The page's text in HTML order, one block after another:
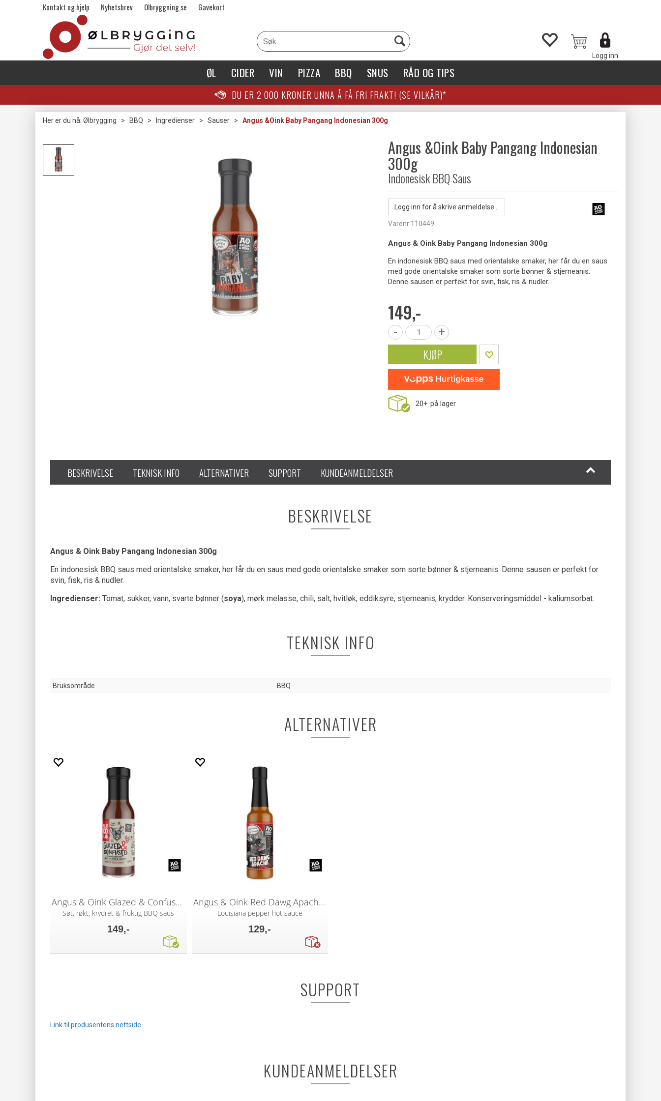
Kontakt og hjelp Nyhetsbrev Olbryggning.se Gavekort
Logg inn
ØL CIDER VIN PIZZA BBQ SNUS RÅD OG TIPS
DU ER 2 000 KRONER UNNA Å FÅ FRI FRAKT! (SE VILKÅR)*
Her er du nå: Ølbrygging > BBQ > Ingredienser > Sauser > Angus &Oink Baby Pangang Indonesian 300g
Angus &Oink Baby Pangang Indonesian
300g
Indonesisk BBQ Saus
Logg inn for å skrive anmeldelse...
Varenr:110449
Angus & Oink Baby Pangang Indonesian 300g
En indonesisk BBQ saus med orientalske smaker, her får du en saus
med gode orientalske smaker som sorte bønner & stjerneanis.
Denne sausen er perfekt for svin, fisk, ris & nudler.
149,-
- +
KJØP
20+ på lager
BESKRIVELSE TEKNISK INFO ALTERNATIVER SUPPORT KUNDEANMELDELSER
BESKRIVELSE
Angus & Oink Baby Pangang Indonesian 300g
En indonesisk BBQ saus med orientalske smaker, her får du en saus med gode orientalske smaker som sorte bønner & stjerneanis. Denne sausen er perfekt for
svin, fisk, ris & nudler.
Ingredienser: Tomat, sukker, vann, svarte bønner (soya), mørk melasse, chili, salt, hvitløk, eddiksyre, stjerneanis, krydder. Konserveringsmiddel - kaliumsorbat.
TEKNISK INFO
Bruksområde BBQ
ALTERNATIVER
Angus & Oink Glazed & Confused 300g
Søt, røkt, krydret & fruktig BBQ saus
149,-
Angus & Oink Red Dawg Apache 150ML
Louisiana pepper hot sauce
129,-
SUPPORT
Link til produsentens nettside
KUNDEANMELDELSER